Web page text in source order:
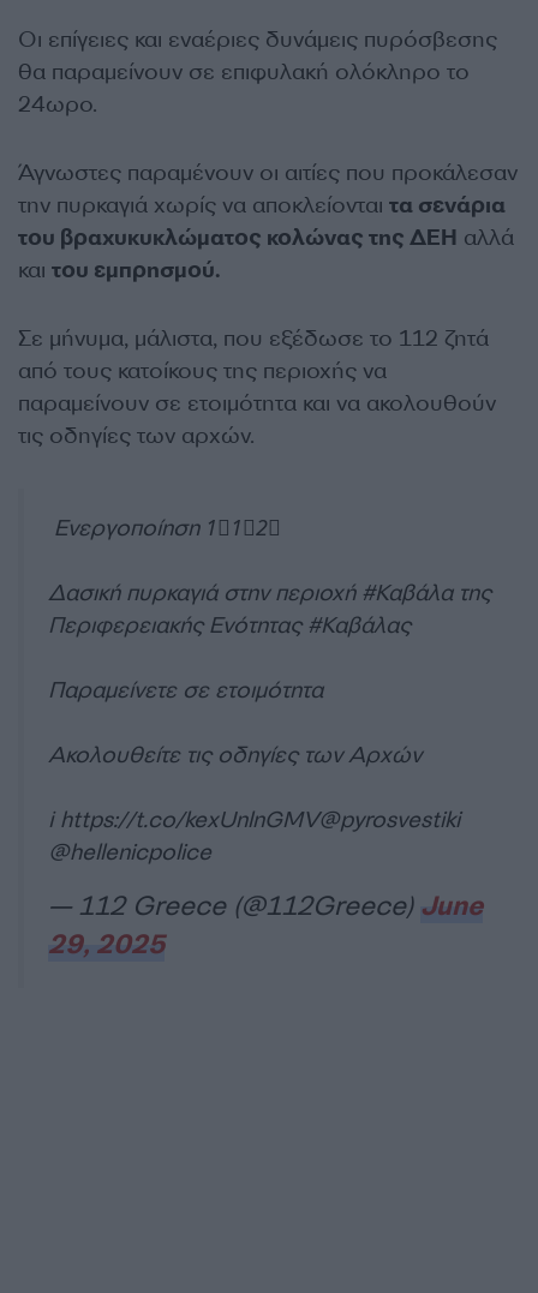
Οι επίγειες και εναέριες δυνάμεις πυρόσβεσης
θα παραμείνουν σε επιφυλακή ολόκληρο το
24ωρο.
Άγνωστες παραμένουν οι αιτίες που προκάλεσαν
την πυρκαγιά χωρίς να αποκλείονται τα σενάρια
του βραχυκυκλώματος κολώνας της ΔΕΗ αλλά
και του εμπρησμού.
Σε μήνυμα, μάλιστα, που εξέδωσε το 112 ζητά
από τους κατοίκους της περιοχής να
παραμείνουν σε ετοιμότητα και να ακολουθούν
τις οδηγίες των αρχών.
Ενεργοποίηση 1⃣1⃣2⃣
Δασική πυρκαγιά στην περιοχή #Καβάλατης
Περιφερειακής Ενότητας #Καβάλας
Παραμείνετε σε ετοιμότητα
Ακολουθείτε τις οδηγίες των Αρχών
ℹ️ https://t.co/kexUnlnGMV@pyrosvestiki
@hellenicpolice
— 112 Greece (@112Greece) June
29, 2025